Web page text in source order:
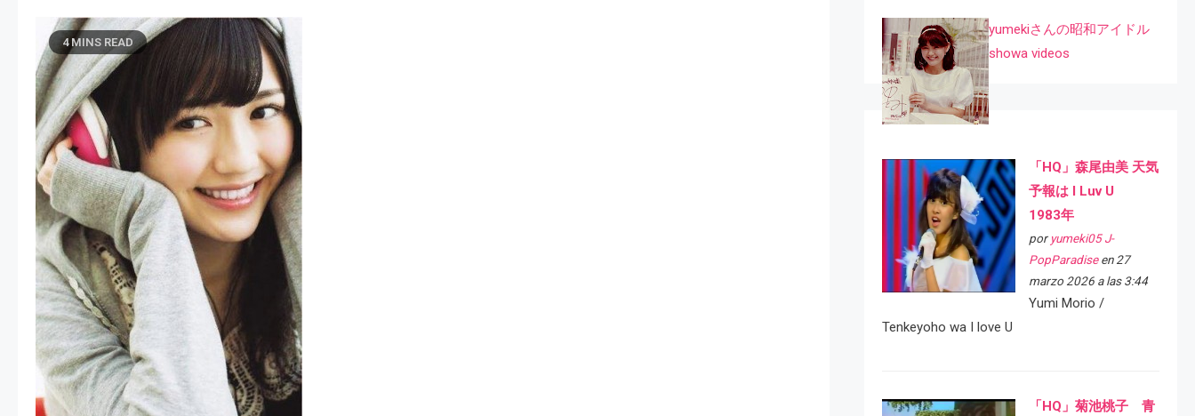
4 MINS READ
yumekiさんの昭和アイドル
showa videos
「HQ」森尾由美 天気
予報は I Luv U
1983年
por yumeki05 J-
PopParadiseen 27
marzo 2026 a las 3:44
Yumi Morio /
Tenkeyoho wa I love U
「HQ」菊池桃子 青